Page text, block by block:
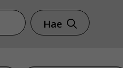
Hae